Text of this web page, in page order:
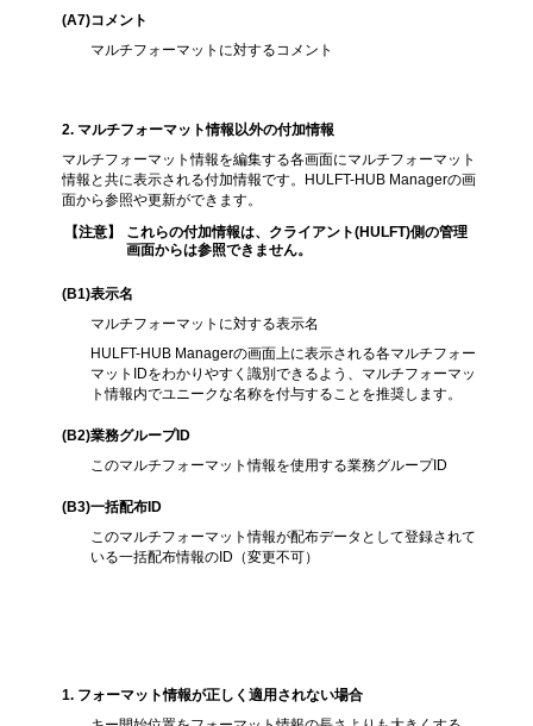
(A7)コメント
マルチフォーマットに対するコメント
2. マルチフォーマット情報以外の付加情報
マルチフォーマット情報を編集する各画面にマルチフォーマット
情報と共に表示される付加情報です。HULFT-HUB Managerの画
面から参照や更新ができます。
【注意】
これらの付加情報は、クライアント(HULFT)側の管理
画面からは参照できません。
(B1)表示名
マルチフォーマットに対する表示名
HULFT-HUB Managerの画面上に表示される各マルチフォー
マットIDをわかりやすく識別できるよう、マルチフォーマッ
ト情報内でユニークな名称を付与することを推奨します。
(B2)業務グループID
このマルチフォーマット情報を使用する業務グループID
(B3)一括配布ID
このマルチフォーマット情報が配布データとして登録されて
いる一括配布情報のID（変更不可）
1. フォーマット情報が正しく適用されない場合